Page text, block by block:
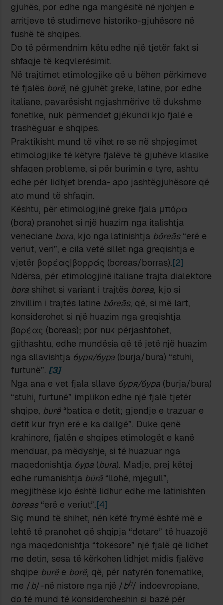
gjuhës, por edhe nga mangësitë në njohjen e
arritjeve të studimeve historiko-gjuhësore në
fushë të shqipes.
Do të përmendnim këtu edhe një tjetër fakt si
shfaqje të keqvlerësimit.
Në trajtimet etimologjike që u bëhen përkimeve
të fjalës borë, në gjuhët greke, latine, por edhe
italiane, pavarësisht ngjashmërive të dukshme
fonetike, nuk përmendet gjëkundi kjo fjalë e
trashëguar e shqipes.
Praktikisht mund të vihet re se në shpjegimet
etimologjike të këtyre fjalëve të gjuhëve klasike
shfaqen probleme, si për burimin e tyre, ashtu
edhe për lidhjet brenda- apo jashtëgjuhësore që
ato mund të shfaqin.
Kështu, për etimologjinë greke fjala μπόρα
(bora) pranohet si një huazim nga italishtja
veneciane bora, kjo nga latinishtja bŏreās“erë e
veriut, veri”, e cila vetë sillet nga greqishtja e
vjetër βορέας|βορράς (boreas/borras).[2]
Ndërsa, për etimologjinë italiane trajta dialektore
bora shihet si variant i trajtës borea, kjo si
zhvillim i trajtës latine bŏreās, që, si më lart,
konsiderohet si një huazim nga greqishtja
βορέας (boreas); por nuk përjashtohet,
gjithashtu, edhe mundësia që të jetë një huazim
nga sllavishtja буря/бура (burja/bura) “stuhi,
furtunë”. [3]
Nga ana e vet fjala sllave буря/бура (burja/bura)
“stuhi, furtunë” implikon edhe një fjalë tjetër
shqipe, burë “batica e detit; gjendje e trazuar e
detit kur fryn erë e ka dallgë”. Duke qenë
krahinore, fjalën e shqipes etimologët e kanë
menduar, pa mëdyshje, si të huazuar nga
maqedonishtja бура (bura). Madje, prej këtej
edhe rumanishtja búră “llohë, mjegull”,
megjithëse kjo është lidhur edhe me latinishten
boreas“erë e veriut”.[4]
Siç mund të shihet, nën këtë frymë është më e
lehtë të pranohet që shqipja “detare” të huazojë
nga maqedonishtja “tokësore” një fjalë që lidhet
me detin, sesa të kërkohen lidhjet midis fjalëve
shqipe burë e borë, që, për natyrën fonematike,
me /b/-në nistore nga një /bh/ indoevropiane,
do të mund të konsideroheshin si bazë për